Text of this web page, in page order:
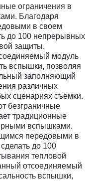
ограничения в
Благодаря
в своем
до 100 непрерывных
защиты.
модуль
вспышки, позволяя
заполняющий
различных
сценариях съемки.
безграничные
традиционные
вспышками.
передовыми в
до 100
тепловой
отсоединяемый
вспышки,